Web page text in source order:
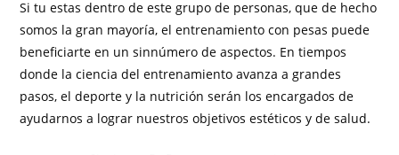
Si tu estas dentro de este grupo de personas, que de hecho
somos la gran mayoría, el entrenamiento con pesas puede
beneficiarte en un sinnúmero de aspectos. En tiempos
donde la ciencia del entrenamiento avanza a grandes
pasos, el deporte y la nutrición serán los encargados de
ayudarnos a lograr nuestros objetivos estéticos y de salud.